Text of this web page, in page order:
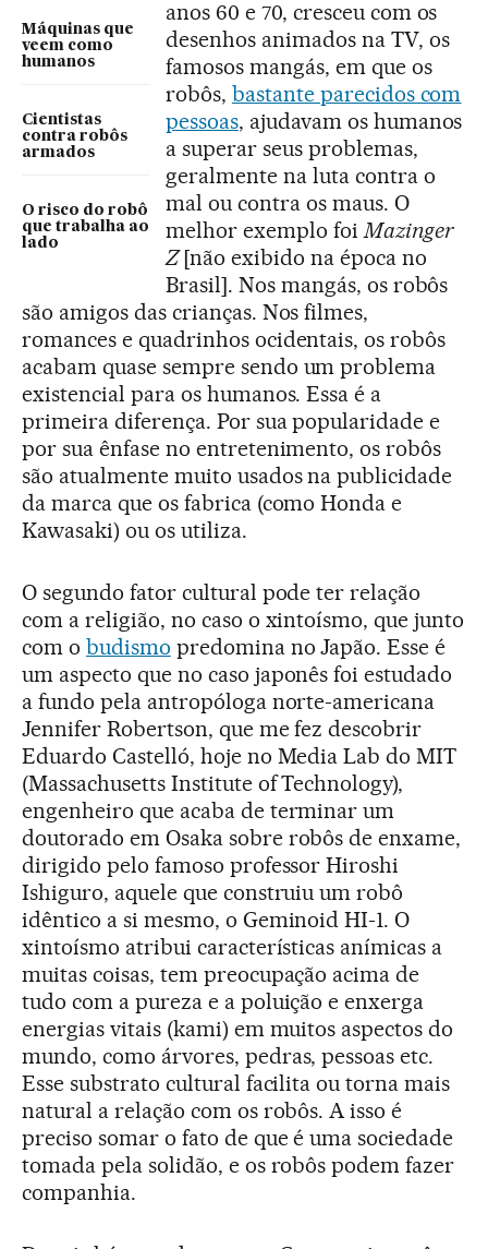
Máquinas que
veem como
humanos
Cientistas
contra robôs
armados
O risco do robô
que trabalha ao
lado
anos 60 e 70, cresceu com os
desenhos animados na TV, os
famosos mangás, em que os
robôs, bastante parecidos com
pessoas, ajudavam os humanos
a superar seus problemas,
geralmente na luta contra o
mal ou contra os maus. O
melhor exemplo foiMazinger
Z[não exibido na época no
Brasil]. Nos mangás, os robôs
são amigos das crianças. Nos filmes,
romances e quadrinhos ocidentais, os robôs
acabam quase sempre sendo um problema
existencial para os humanos. Essa é a
primeira diferença. Por sua popularidade e
por sua ênfase no entretenimento, os robôs
são atualmente muito usados na publicidade
da marca que os fabrica (como Honda e
Kawasaki) ou os utiliza.
O segundo fator cultural pode ter relação
com a religião, no caso o xintoísmo, que junto
com o budismo predomina no Japão. Esse é
um aspecto que no caso japonês foi estudado
a fundo pela antropóloga norte-americana
Jennifer Robertson, que me fez descobrir
Eduardo Castelló, hoje no Media Lab do MIT
(Massachusetts Institute of Technology),
engenheiro que acaba de terminar um
doutorado em Osaka sobre robôs de enxame,
dirigido pelo famoso professor Hiroshi
Ishiguro, aquele que construiu um robô
idêntico a si mesmo, o Geminoid HI-1. O
xintoísmo atribui características anímicas a
muitas coisas, tem preocupação acima de
tudo com a pureza e a poluição e enxerga
energias vitais (kami) em muitos aspectos do
mundo, como árvores, pedras, pessoas etc.
Esse substrato cultural facilita ou torna mais
natural a relação com os robôs. A isso é
preciso somar o fato de que é uma sociedade
tomada pela solidão, e os robôs podem fazer
companhia.